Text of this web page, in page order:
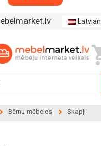
Latvian
Bērnu mēbeles Skapji